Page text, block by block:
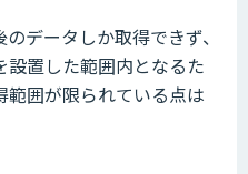
データしか取得できず、
置した範囲内となるた
囲が限られている点は